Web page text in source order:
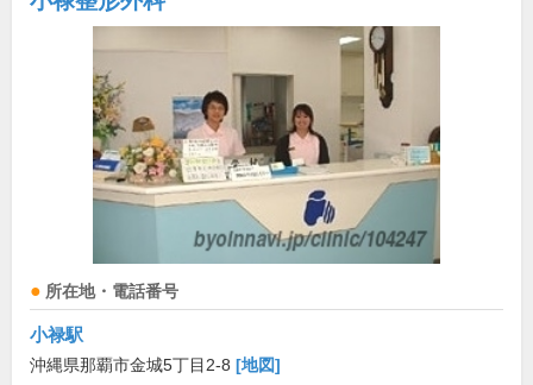
所在地・電話番号
小禄駅
沖縄県那覇市金城5丁目2-8 [地図]